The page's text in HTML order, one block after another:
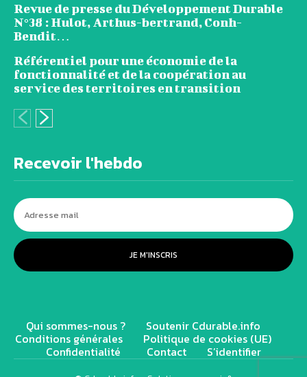
Revue de presse du Développement Durable
N°38 : Hulot, Arthus-bertrand, Conh-
Bendit…
Référentiel pour une économie de la
fonctionnalité et de la coopération au
service des territoires en transition
Recevoir l'hebdo
JE M'INSCRIS
Qui sommes-nous ? Soutenir Cdurable.info
Conditions générales Politique de cookies (UE)
Confidentialité Contact S’identifier